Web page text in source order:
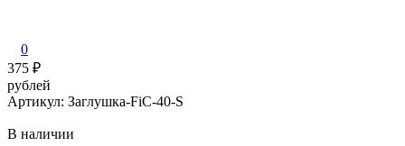
0
375 ₽
рублей
Артикул: Заглушка-FiC-40-S
В наличии